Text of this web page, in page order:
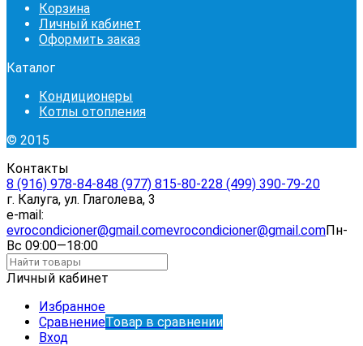
Корзина
Личный кабинет
Оформить заказ
Каталог
Кондиционеры
Котлы отопления
© 2015
Контакты
8 (916) 978-84-848 (977) 815-80-228 (499) 390-79-20
г. Калуга, ул. Глаголева, 3
e-mail:
evrocondicioner@gmail.comevrocondicioner@gmail.comПн-
Вс 09:00—18:00
Личный кабинет
Избранное
СравнениеТовар в сравнении
Вход